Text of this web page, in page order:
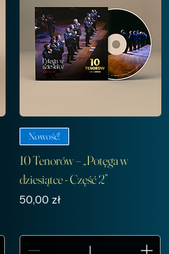
Nowość!
10 Tenorów – „Potęga w
dziesiątce - Część 2”
Cena
50,00 zł